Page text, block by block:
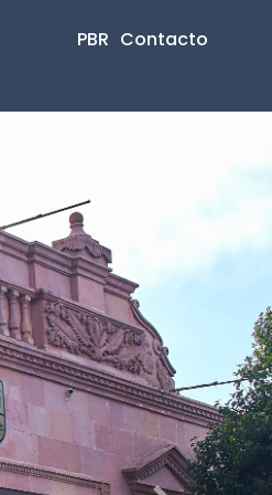
PBR Contacto